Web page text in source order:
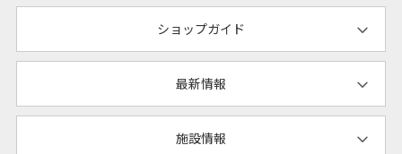
ショップガイド
最新情報
施設情報